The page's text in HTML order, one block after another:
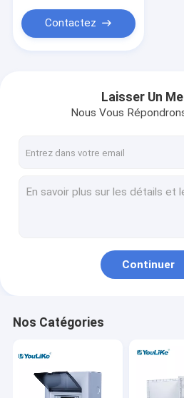
Maison
Au sujet de nous
Contactez
Laisser Un
Nous Vous
Continuer
Nos Catégories